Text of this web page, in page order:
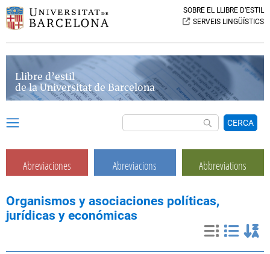
SOBRE EL LLIBRE D’ESTIL
SERVEIS LINGÜÍSTICS
Llibre d’estil
de la Universitat de Barcelona
CERCA
Abreviaciones Abreviacions Abbreviations
Organismos y asociaciones políticas,
jurídicas y económicas